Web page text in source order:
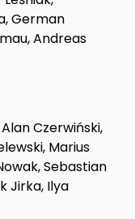
German
Andreas
Czerwiński,
Marius
Sebastian
Jirka, Ilya